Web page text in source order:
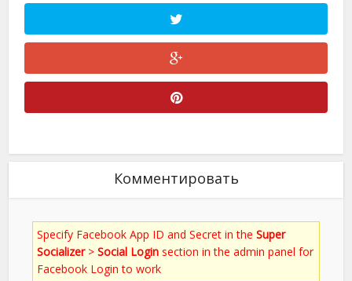
Комментировать
Specify Facebook App ID and Secret in theSuper
Socializer>Social Login section in the admin panel for
Facebook Login to work